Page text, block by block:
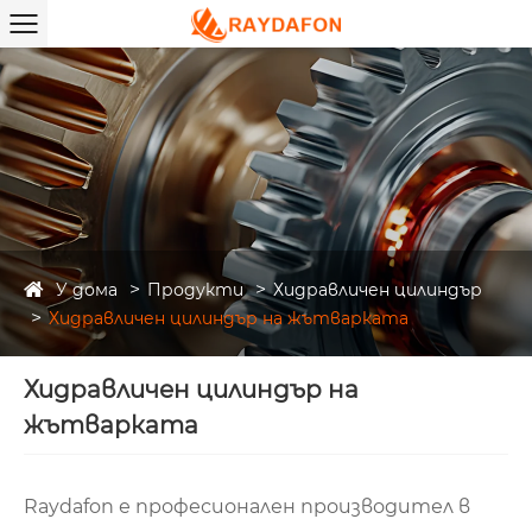
У дома Продукти
Хидравличен цилиндър
Хидравличен цилиндър на жътварката
Хидравличен цилиндър на
жътварката
Raydafon е професионален производител в